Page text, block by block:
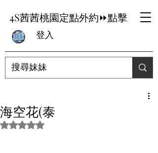
4S茜茜桃園定點外約⏩點擊
登入
海空花(泰
評等為 NaN（最高為 5 顆星）。